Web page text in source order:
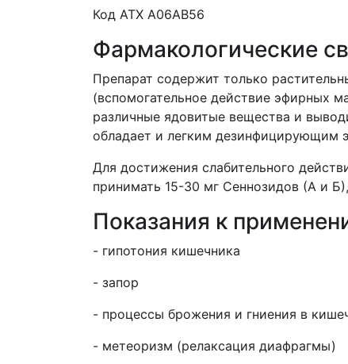
Код ATХ A06AB56
Фармакологические
Препарат содержит только
(вспомогательное действие эфирных
различные ядовитые вещества и
обладает и легким дезинфицирующим
Для достижения слабительного
принимать 15-30 мг Сеннозидов (А и
Показания к
- гипотония кишечника
- запор
- процессы брожения и гниения в
- метеоризм (релаксация диафрагмы)